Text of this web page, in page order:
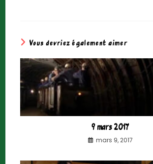
Vous devriez également aimer
9 mars 2017
mars 9, 2017